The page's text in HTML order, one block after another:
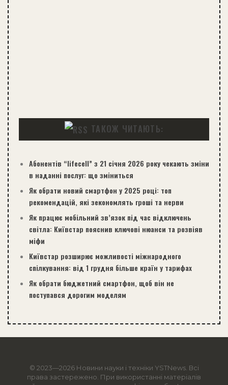
ТАКОЖ ЧИТАЮТЬ:
Абонентів “lifecell” з 21 січня 2026 року чекають зміни
в наданні послуг: що зміниться
Як обрати новий смартфон у 2025 році: топ
рекомендацій, які зекономлять гроші та нерви
Як працює мобільний зв’язок під час відключень
світла: Київстар пояснив ключові нюанси та розвіяв
міфи
Київстар розширює можливості міжнародного
спілкування: від 1 грудня більше країн у тарифах
Як обрати бюджетний смартфон, щоб він не
поступався дорогим моделям
© 2023—2026 Новини науки і техніки YSTNews. Всі
права застережено. При використанні матеріалів